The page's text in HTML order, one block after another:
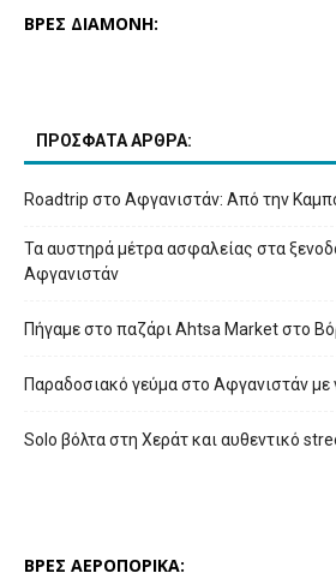
ΒΡΕΣ ΔΙΑΜΟΝΗ:
ΠΡΟΣΦΑΤΑ ΑΡΘΡΑ:
Roadtrip στο Αφγανιστάν: Από την
Τα αυστηρά μέτρα ασφαλείας στα
Αφγανιστάν
Πήγαμε στο παζάρι Ahtsa Market στο
Παραδοσιακό γεύμα στο Αφγανιστάν με
Solo βόλτα στη Χεράτ και αυθεντικό
ΒΡΕΣ ΑΕΡΟΠΟΡΙΚΑ: